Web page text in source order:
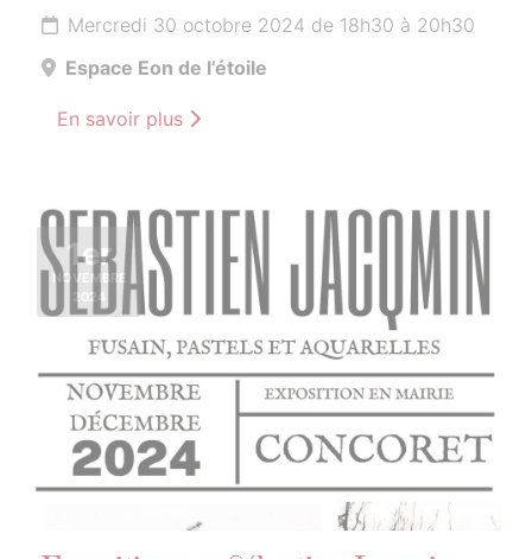
Mercredi 30 octobre 2024 de 18h30 à 20h30
Espace Eon de l’étoile
En savoir plus
1er
NOVEMBRE
2024